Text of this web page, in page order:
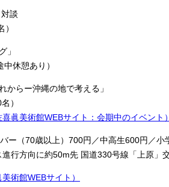
談
」
休憩あり）
からー沖縄の地で考える」
）
眞美術館WEBサイト：会期中のイベント）
ー（70歳以上）700円／中高生600円／
行方向に約50m先 国道330号線「上原」
術館WEBサイト）